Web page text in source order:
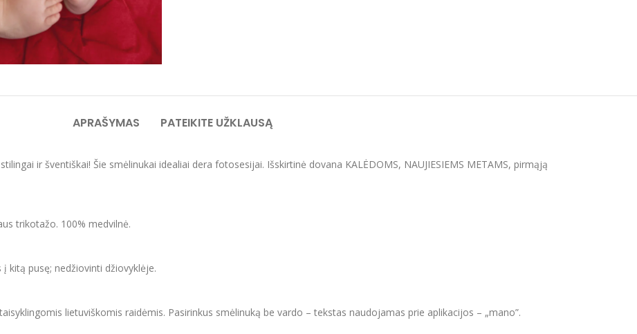
APRAŠYMAS PATEIKITE UŽKLAUSĄ
ir šventiškai! Šie smėlinukai idealiai dera fotosesijai. Išskirtinė dovana KALĖDOMS, NAUJIESIEMS METAMS, pirmąją
trikotažo. 100% medvilnė.
kitą pusę; nedžiovinti džiovyklėje.
lietuviškomis raidėmis. Pasirinkus smėlinuką be vardo – tekstas naudojamas prie aplikacijos – „mano”.